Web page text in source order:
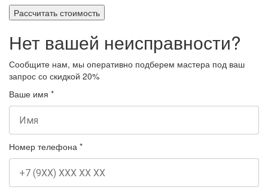
Рассчитать стоимость
Нет вашей неисправности?
Сообщите нам, мы оперативно подберем мастера под ваш
запрос со скидкой 20%
Ваше имя *
Номер телефона *